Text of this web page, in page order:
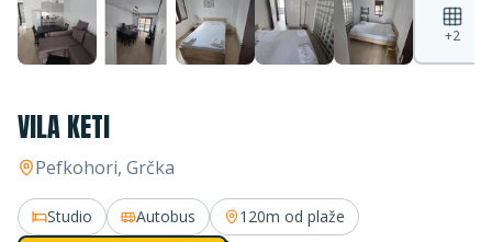
+2
VILA KETI
Pefkohori, Grčka
Studio Autobus 120m od plaže